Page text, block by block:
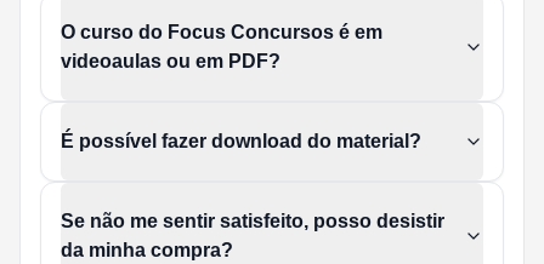
O curso do Focus Concursos é em
videoaulas ou em PDF?
É possível fazer download do material?
Se não me sentir satisfeito, posso desistir
da minha compra?